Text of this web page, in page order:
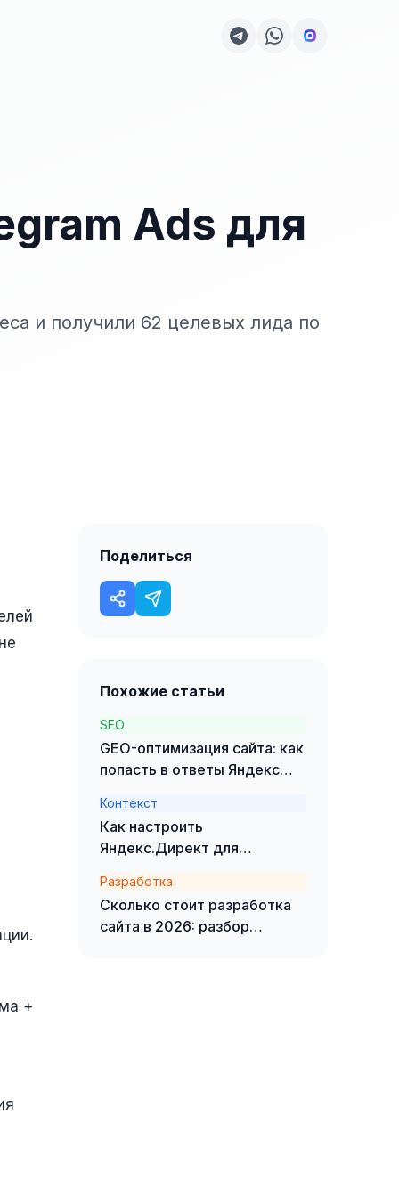
Ads для
и получили 62 целевых лида по
+
Поделиться
Похожие статьи
SEO
GEO-оптимизация сайта: как
попасть в ответы Яндекс
Контекст
Как настроить
Яндекс.Директ для
ограничения, офферы и
кейсы
Разработка
Сколько стоит разработка
сайта в 2026: разбор